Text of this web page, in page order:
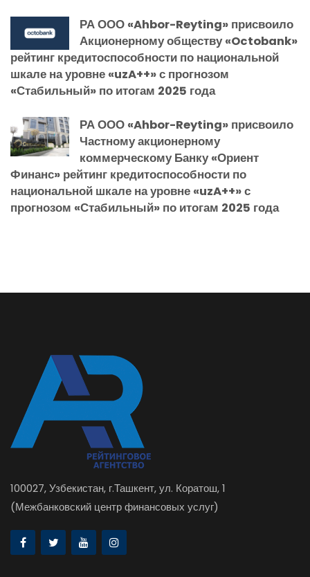
РА ООО «Ahbor-Reyting» присвоило
Акционерному обществу «Octobank»
рейтинг кредитоспособности по национальной
шкале на уровне «uzA++» с прогнозом
«Стабильный» по итогам 2025 года
РА ООО «Ahbor-Reyting» присвоило
Частному акционерному
коммерческому Банку «Ориент
Финанс» рейтинг кредитоспособности по
национальной шкале на уровне «uzA++» с
прогнозом «Стабильный» по итогам 2025 года
100027, Узбекистан, г.Ташкент, ул. Коратош, 1
(Межбанковский центр финансовых услуг)